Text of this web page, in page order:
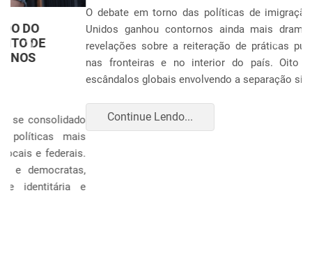
O debate em torno das políticas de imigração nos Estados
Unidos ganhou contornos ainda mais dramáticos com as
revelações sobre a reiteração de práticas punitivas severas
nas fronteiras e no interior do país. Oito anos após os
escândalos globais envolvendo a separação sistemática d...
Continue Lendo...
POLÍTICA E ECONOMIA